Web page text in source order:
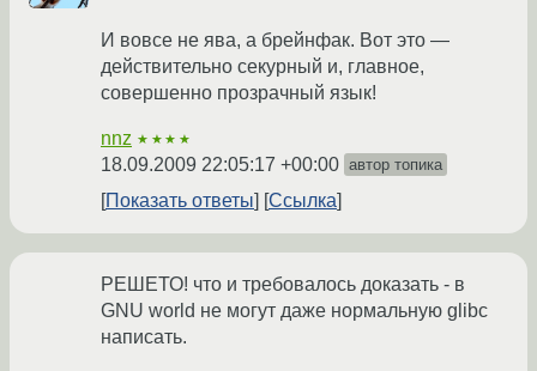
И вовсе не ява, а брейнфак. Вот это —
действительно секурный и, главное,
совершенно прозрачный язык!
nnz ★★★★
18.09.2009 22:05:17 +00:00 автор топика
Показать ответы Ссылка
РЕШЕТО! что и требовалось доказать - в
GNU world не могут даже нормальную glibc
написать.